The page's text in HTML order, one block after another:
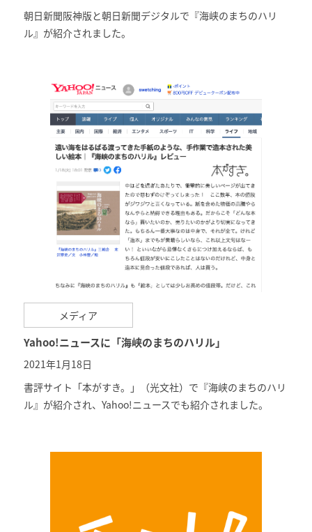
朝日新聞阪神版と朝日新聞デジタルで『海峡のまちのハリ
ル』が紹介されました。
メディア
Yahoo!ニュースに「海峡のまちのハリル」
2021年1月18日
書評サイト「本がすき。 」（光文社）で『海峡のまちのハリ
ル』が紹介され、 Yahoo!ニュースでも紹介されました。